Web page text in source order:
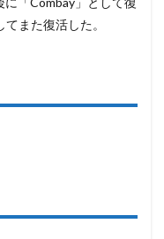
また復活した。